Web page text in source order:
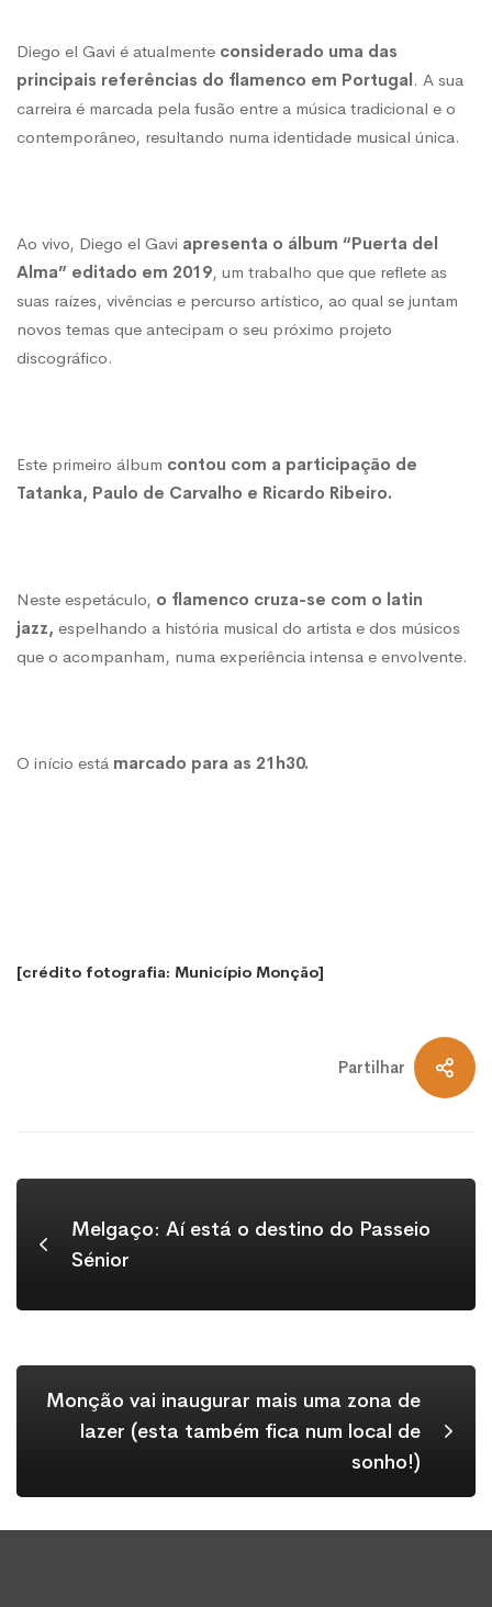
português
do
Diego el Gavi é atualmente considerado uma das
principais referências do flamenco em Portugal. A sua
carreira é marcada pela fusão entre a música tradicional e o
contemporâneo, resultando numa identidade musical única.
Ao vivo, Diego el Gavi apresenta o álbum “Puerta del
Alma” editado em 2019, um trabalho que que reflete as
suas raízes, vivências e percurso artístico, ao qual se juntam
novos temas que antecipam o seu próximo projeto
discográfico.
Este primeiro álbum contou com a participação de
Tatanka, Paulo de Carvalho e Ricardo Ribeiro.
Neste espetáculo, o flamenco cruza-se com o latin
jazz, espelhando a história musical do artista e dos músicos
que o acompanham, numa experiência intensa e envolvente.
O início está marcado para as 21h30.
[crédito fotografia: Município Monção]
Partilhar
Melgaço: Aí está o destino do Passeio
Sénior
Monção vai inaugurar mais uma zona de
lazer (esta também fica num local de
sonho!)